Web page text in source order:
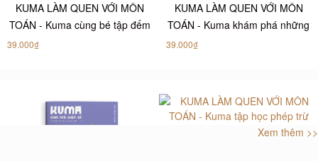
KUMA LÀM QUEN VỚI MÔN
TOÁN - Kuma cùng bé tập đếm
39.000₫
KUMA LÀM QUEN VỚI MÔN
TOÁN - Kuma khám phá những
39.000₫
KUMA LÀM QUEN VỚI MÔN
Xem thêm >>